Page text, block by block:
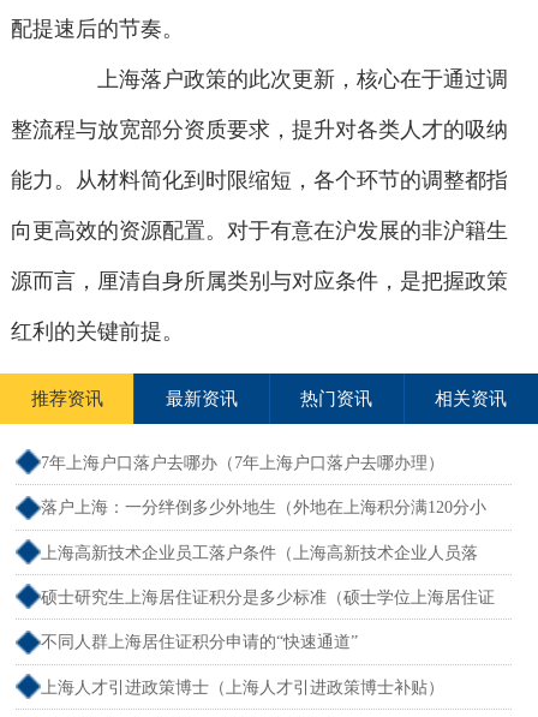
配提速后的节奏。
上海落户政策的此次更新，核心在于通过调
整流程与放宽部分资质要求，提升对各类人才的吸纳
能力。从材料简化到时限缩短，各个环节的调整都指
向更高效的资源配置。对于有意在沪发展的非沪籍生
源而言，厘清自身所属类别与对应条件，是把握政策
红利的关键前提。
推荐资讯 最新资讯 热门资讯 相关资讯
7年上海户口落户去哪办（7年上海户口落户去哪办理）
落户上海：一分绊倒多少外地生（外地在上海积分满120分小
孩可以考上海大学吗）
上海高新技术企业员工落户条件（上海高新技术企业人员落
户）
硕士研究生上海居住证积分是多少标准（硕士学位上海居住证
积分）
不同人群上海居住证积分申请的“快速通道”
上海人才引进政策博士（上海人才引进政策博士补贴）